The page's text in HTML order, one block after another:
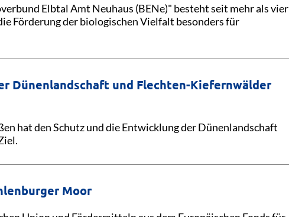
Elbtal Amt Neuhaus (BENe)" besteht seit mehr als vier
Förderung der biologischen Vielfalt besonders für
Dünenlandschaft und Flechten-Kiefernwälder
hat den Schutz und die Entwicklung der Dünenlandschaft
Moor